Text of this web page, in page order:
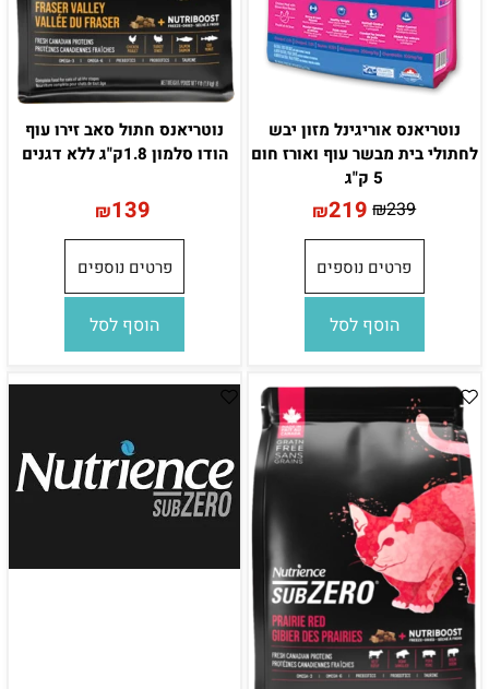
נוטריאנס אוריגינל מזון יבש
לחתולי בית מבשר עוף ואורז חום
5 ק"ג
₪239
₪219
פרטים נוספים
הוסף לסל
נוטריאנס חתול סאב זירו עוף
הודו סלמון 1.8ק"ג ללא דגנים
₪139
פרטים נוספים
הוסף לסל